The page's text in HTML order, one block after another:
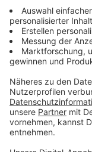
Ticket gibt es
KundenCenter.
Anzeige
Vorbilder gibt
Amsterdam
Anzeige